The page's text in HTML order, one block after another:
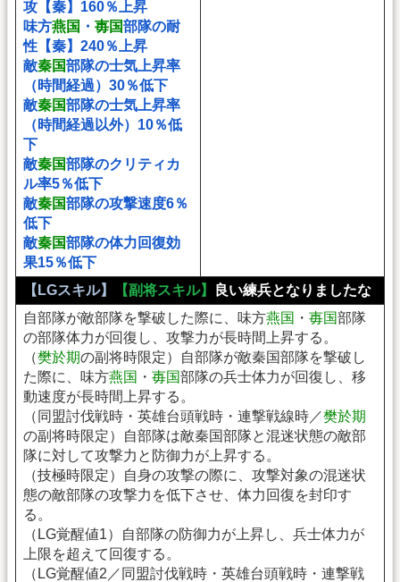
攻【秦】160％上昇
味方燕国 ・ 毐国部隊の耐
性【秦】240％上昇
敵秦国部隊の士気上昇率
（時間経過）30％低下
敵秦国部隊の士気上昇率
（時間経過以外）10％低
下
敵秦国部隊のクリティカ
ル率5％低下
敵秦国部隊の攻撃速度6％
低下
敵秦国部隊の体力回復効
果15％低下
【LGスキル】
【副将スキル】
良い練兵となりましたな
自部隊が敵部隊を撃破した際に、味方燕国 ・ 毐国部隊
の部隊体力が回復し、攻撃力が長時間上昇する。
（樊於期の副将時限定）自部隊が敵秦国部隊を撃破し
た際に、味方燕国 ・ 毐国部隊の兵士体力が回復し、移
動速度が長時間上昇する。
（同盟討伐戦時・英雄台頭戦時・連撃戦線時／樊於期
の副将時限定）自部隊は敵秦国部隊と混迷状態の敵部
隊に対して攻撃力と防御力が上昇する。
（技極時限定）自身の攻撃の際に、攻撃対象の混迷状
態の敵部隊の攻撃力を低下させ、体力回復を封印す
る。
（LG覚醒値1）自部隊の防御力が上昇し、兵士体力が
上限を超えて回復する。
（LG覚醒値2／同盟討伐戦時・英雄台頭戦時・連撃戦